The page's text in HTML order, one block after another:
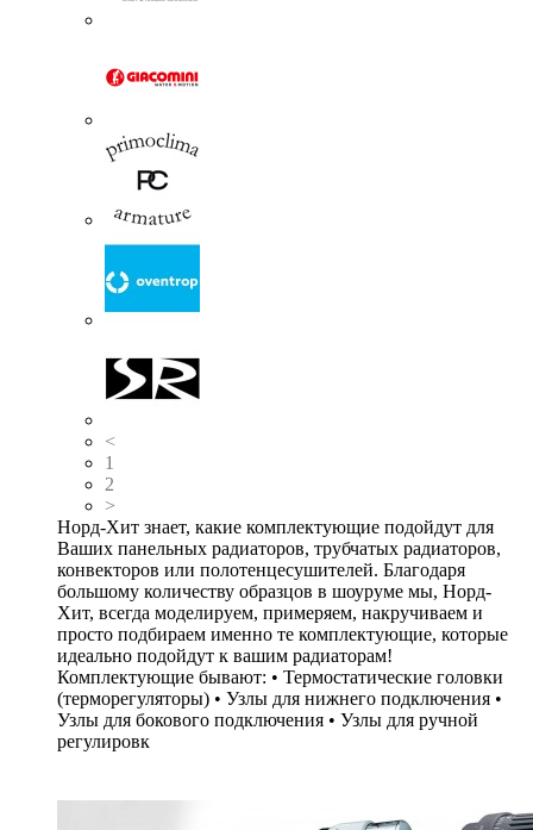
<
1
2
>
Норд-Хит знает, какие комплектующие подойдут для
Ваших панельных радиаторов, трубчатых радиаторов,
конвекторов или полотенцесушителей. Благодаря
большому количеству образцов в шоуруме мы, Норд-
Хит, всегда моделируем, примеряем, накручиваем и
просто подбираем именно те комплектующие, которые
идеально подойдут к вашим радиаторам!
Комплектующие бывают: • Термостатические головки
(терморегуляторы) • Узлы для нижнего подключения •
Узлы для бокового подключения • Узлы для ручной
регулировк